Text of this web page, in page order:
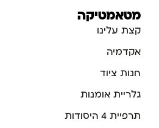
מטאמטיקה
קצת עלינו
אקדמיה
חנות ציוד
גלריית אומנות
תרפיית 4 היסודות